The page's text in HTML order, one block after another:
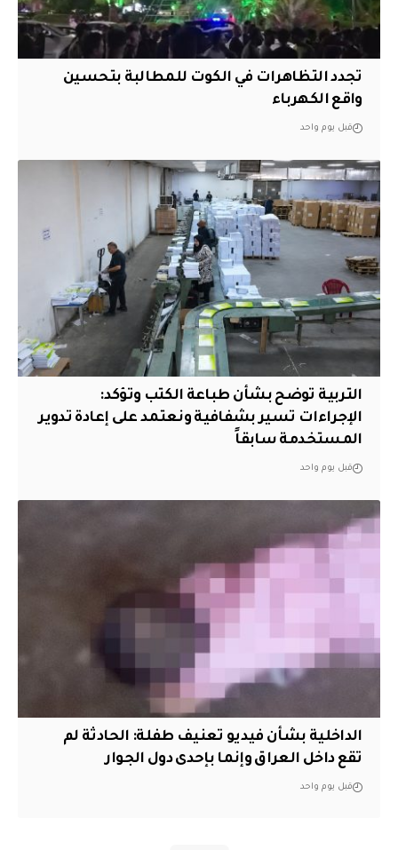
تجدد التظاهرات في الكوت للمطالبة بتحسين
واقع الكهرباء
قبل يوم واحد
التربية توضح بشأن طباعة الكتب وتؤكد:
الإجراءات تسير بشفافية ونعتمد على إعادة تدوير
المستخدمة سابقاً
قبل يوم واحد
الداخلية بشأن فيديو تعنيف طفلة: الحادثة لم
تقع داخل العراق وإنما بإحدى دول الجوار
قبل يوم واحد